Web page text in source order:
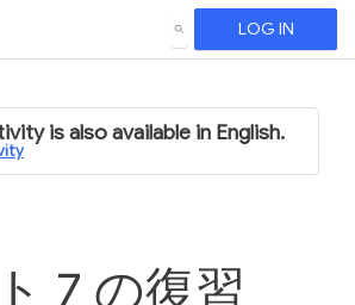
SEARCH LOG IN
is also available in English.
7 の復習